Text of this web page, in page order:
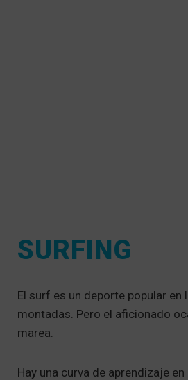
SURFING
El surf es un deporte popular
montadas. Pero el aficionado
marea.
Hay una curva de aprendizaje